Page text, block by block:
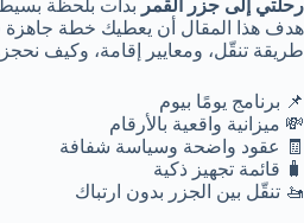
رحلتي إلى جزر القمر بدأت بلحظة بسيطة:
هدف هذا المقال أن يعطيك خطة جاهزة
طريقة تنقّل، ومعايير إقامة، وكيف
📌 برنامج يومًا بيوم
💸 ميزانية واقعية بالأرقام
🧾 عقود واضحة وسياسة شفافة
🧳 قائمة تجهيز ذكية
🚤 تنقّل بين الجزر بدون ارتباك